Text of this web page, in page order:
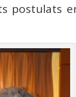
postulats